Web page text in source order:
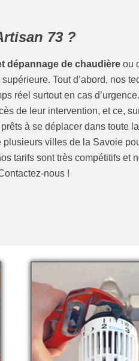
73 ?
dépannage de chaudière ou
Tout d’abord, nos
réel surtout en cas
de leur intervention, et ce,
à se déplacer dans toute
villes de la Savoie
tarifs sont très compétitifs et
nous !